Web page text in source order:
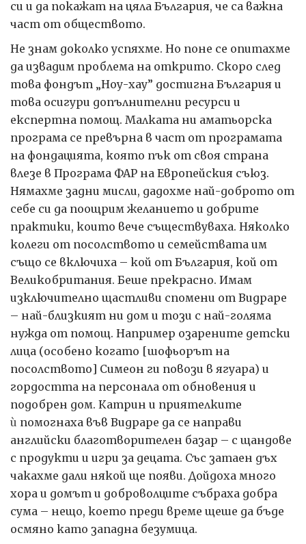
си и да покажат на цяла България, че са важна
част от обществото.
Не знам доколко успяхме. Но поне се опитахме
да извадим проблема на открито. Скоро след
това фондът „Ноу-хау” достигна България и
това осигури допълнителни ресурси и
експертна помощ. Малката ни аматьорска
програма се превърна в част от програмата
на фондацията, която пък от своя страна
влезе в Програма ФАР на Европейския съюз.
Нямахме задни мисли, дадохме най-доброто от
себе си да поощрим желанието и добрите
практики, които вече съществуваха. Няколко
колеги от посолството и семействата им
също се включиха – кой от България, кой от
Великобритания. Беше прекрасно. Имам
изключително щастливи спомени от Видраре
– най-близкият ни дом и този с най-голяма
нужда от помощ. Например озарените детски
лица (особено когато [шофьорът на
посолството] Симеон ги повози в ягуара) и
гордостта на персонала от обновения и
подобрен дом. Катрин и приятелките
ѝ помогнаха във Видраре да се направи
английски благотворителен базар – с щандове
с продукти и игри за децата. Със затаен дъх
чакахме дали някой ще появи. Дойдоха много
хора и домът и доброволците събраха добра
сума – нещо, което преди време щеше да бъде
осмяно като западна безумица.